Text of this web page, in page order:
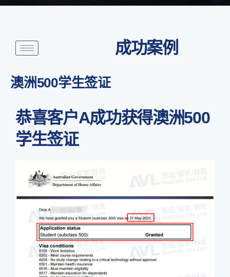
成功案例
澳洲500学生签证
恭喜客户A成功获得澳洲500
学生签证